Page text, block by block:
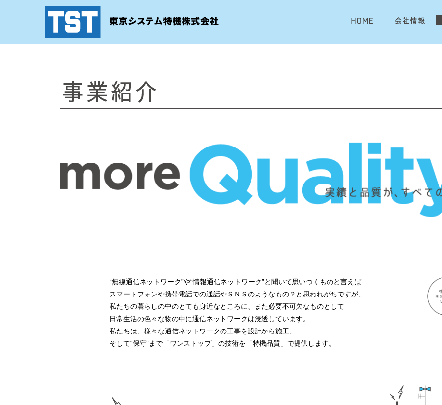
“無線通信ネットワーク”や“情報通信ネットワーク”と聞いて思いつくものと言えば
スマートフォンや携帯電話での通話やＳＮＳのようなもの？と思われがちですが、
私たちの暮らしの中のとても身近なところに、また必要不可欠なものとして
日常生活の色々な物の中に通信ネットワークは浸透しています。
私たちは、様々な通信ネットワークの工事を設計から施工、
そして“保守”まで「ワンストップ」の技術を「特機品質」で提供します。